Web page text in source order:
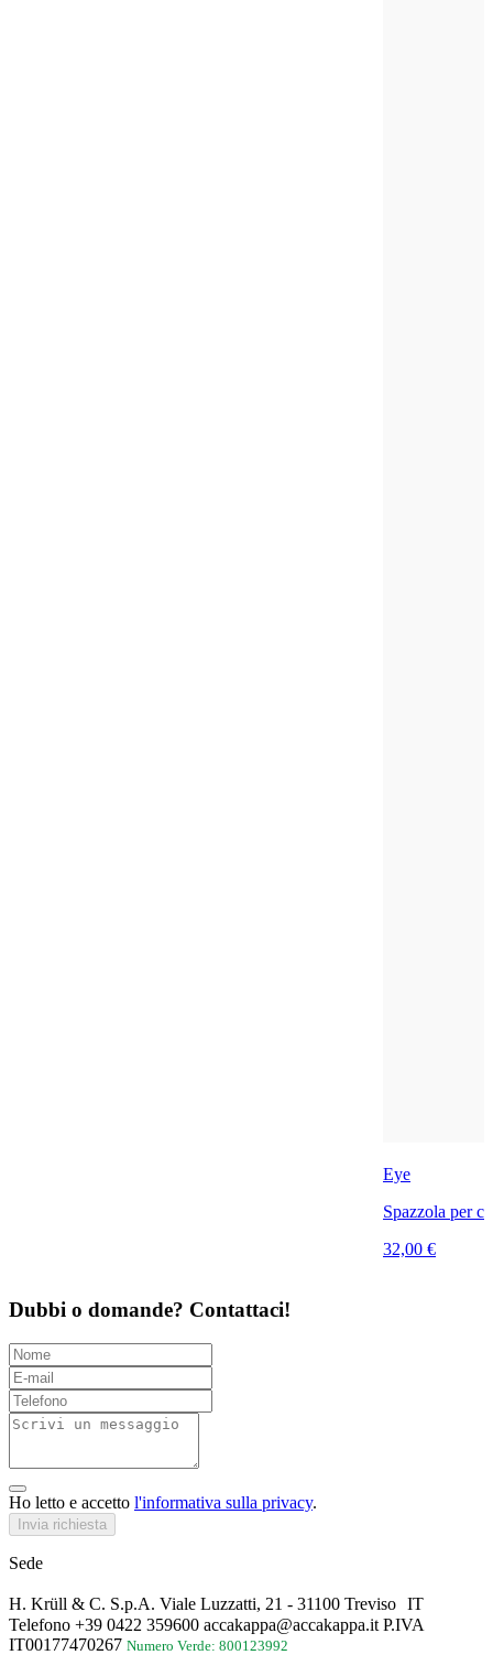
Eye
Spazzola per
32,00 €
Dubbi o domande? Contattaci!
Ho letto e accetto l'informativa sulla privacy.
Invia richiesta
Sede
H. Krüll & C. S.p.A. Viale Luzzatti, 21 - 31100 Treviso IT
Telefono +39 0422 359600 accakappa@accakappa.it P.IVA
IT00177470267 Numero Verde: 800123992